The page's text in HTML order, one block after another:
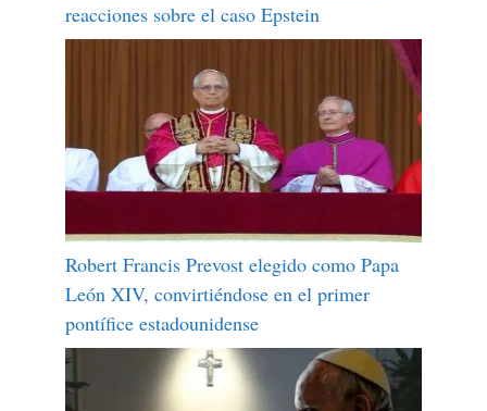
reacciones sobre el caso Epstein
Robert Francis Prevost elegido como Papa
León XIV, convirtiéndose en el primer
pontífice estadounidense